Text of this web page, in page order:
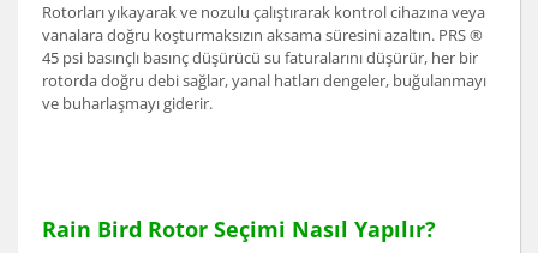
Rotorları yıkayarak ve nozulu çalıştırarak kontrol cihazına veya
vanalara doğru koşturmaksızın aksama süresini azaltın. PRS ®
45 psi basınçlı basınç düşürücü su faturalarını düşürür, her bir
rotorda doğru debi sağlar, yanal hatları dengeler, buğulanmayı
ve buharlaşmayı giderir.
Rain Bird Rotor Seçimi Nasıl Yapılır?